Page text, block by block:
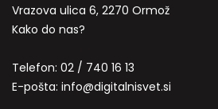
Vrazova ulica 6, 2270 Ormož
Kako do nas?
Telefon: 02 / 740 16 13
E-pošta: info@digitalnisvet.si